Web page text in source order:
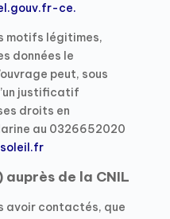
ce.
motifs légitimes,
données le
peut, sous
justificatif
droits en
au 0326652020
de la CNIL
avoir contactés, que